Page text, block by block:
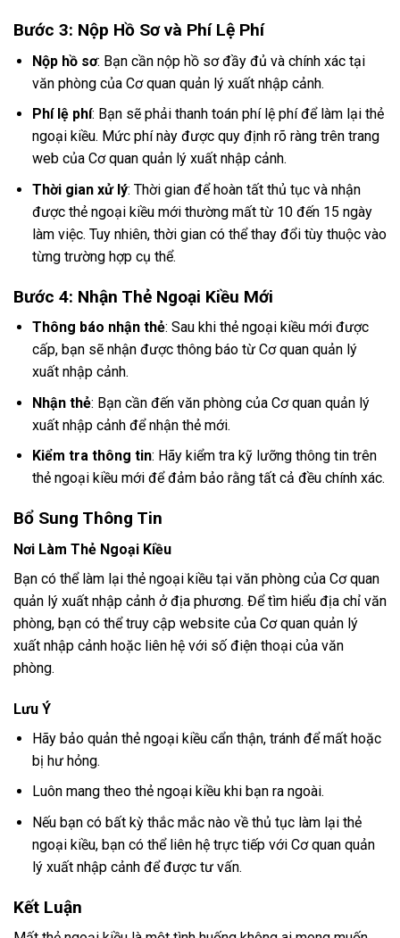
Bước 3: Nộp Hồ Sơ và Phí Lệ Phí
Nộp hồ sơ: Bạn cần nộp hồ sơ đầy đủ và chính xác tại
văn phòng của Cơ quan quản lý xuất nhập cảnh.
Phí lệ phí: Bạn sẽ phải thanh toán phí lệ phí để làm lại thẻ
ngoại kiều. Mức phí này được quy định rõ ràng trên trang
web của Cơ quan quản lý xuất nhập cảnh.
Thời gian xử lý: Thời gian để hoàn tất thủ tục và nhận
được thẻ ngoại kiều mới thường mất từ 10 đến 15 ngày
làm việc. Tuy nhiên, thời gian có thể thay đổi tùy thuộc vào
từng trường hợp cụ thể.
Bước 4: Nhận Thẻ Ngoại Kiều Mới
Thông báo nhận thẻ: Sau khi thẻ ngoại kiều mới được
cấp, bạn sẽ nhận được thông báo từ Cơ quan quản lý
xuất nhập cảnh.
Nhận thẻ: Bạn cần đến văn phòng của Cơ quan quản lý
xuất nhập cảnh để nhận thẻ mới.
Kiểm tra thông tin: Hãy kiểm tra kỹ lưỡng thông tin trên
thẻ ngoại kiều mới để đảm bảo rằng tất cả đều chính xác.
Bổ Sung Thông Tin
Nơi Làm Thẻ Ngoại Kiều
Bạn có thể làm lại thẻ ngoại kiều tại văn phòng của Cơ quan
quản lý xuất nhập cảnh ở địa phương. Để tìm hiểu địa chỉ văn
phòng, bạn có thể truy cập website của Cơ quan quản lý
xuất nhập cảnh hoặc liên hệ với số điện thoại của văn
phòng.
Lưu Ý
Hãy bảo quản thẻ ngoại kiều cẩn thận, tránh để mất hoặc
bị hư hỏng.
Luôn mang theo thẻ ngoại kiều khi bạn ra ngoài.
Nếu bạn có bất kỳ thắc mắc nào về thủ tục làm lại thẻ
ngoại kiều, bạn có thể liên hệ trực tiếp với Cơ quan quản
lý xuất nhập cảnh để được tư vấn.
Kết Luận